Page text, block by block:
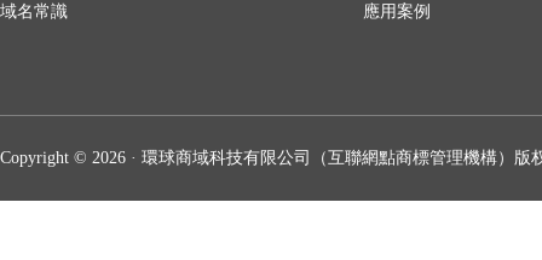
域名常識
應用案例
Copyright © 2026 · 環球商域科技有限公司（互聯網點商標管理機構）版